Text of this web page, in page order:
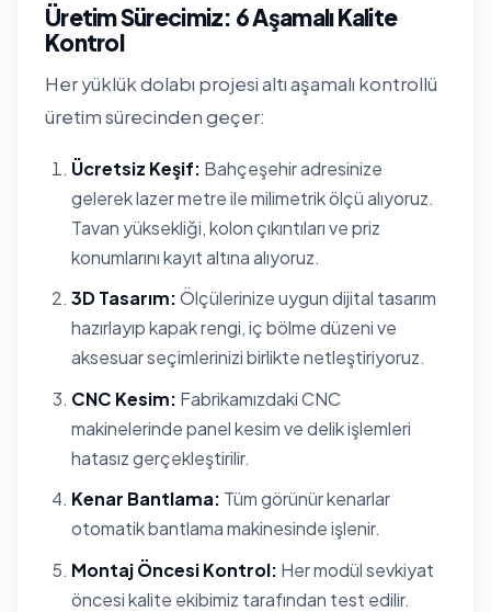
Üretim Sürecimiz: 6 Aşamalı Kalite
Kontrol
Her yüklük dolabı projesi altı aşamalı kontrollü
üretim sürecinden geçer:
Ücretsiz Keşif: Bahçeşehir adresinize
gelerek lazer metre ile milimetrik ölçü alıyoruz.
Tavan yüksekliği, kolon çıkıntıları ve priz
konumlarını kayıt altına alıyoruz.
3D Tasarım:Ölçülerinize uygun dijital tasarım
hazırlayıp kapak rengi, iç bölme düzeni ve
aksesuar seçimlerinizi birlikte netleştiriyoruz.
CNC Kesim: Fabrikamızdaki CNC
makinelerinde panel kesim ve delik işlemleri
hatasız gerçekleştirilir.
Kenar Bantlama: Tüm görünür kenarlar
otomatik bantlama makinesinde işlenir.
Montaj Öncesi Kontrol: Her modül sevkiyat
öncesi kalite ekibimiz tarafından test edilir.